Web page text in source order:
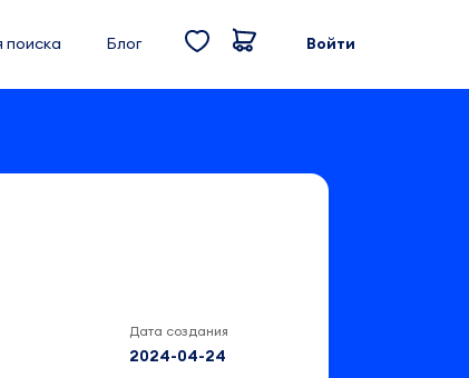
поиска Блог Войти
Дата создания
2024-04-24